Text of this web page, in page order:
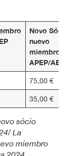
Novo Sócio/
nuevo
miembro
APEP/AEEP*
75,00 €
35,00 €
sócio
La
miembro